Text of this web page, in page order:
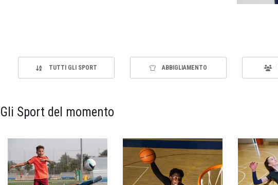
TUTTI GLI SPORT ABBIGLIAMENTO
Gli Sport del momento